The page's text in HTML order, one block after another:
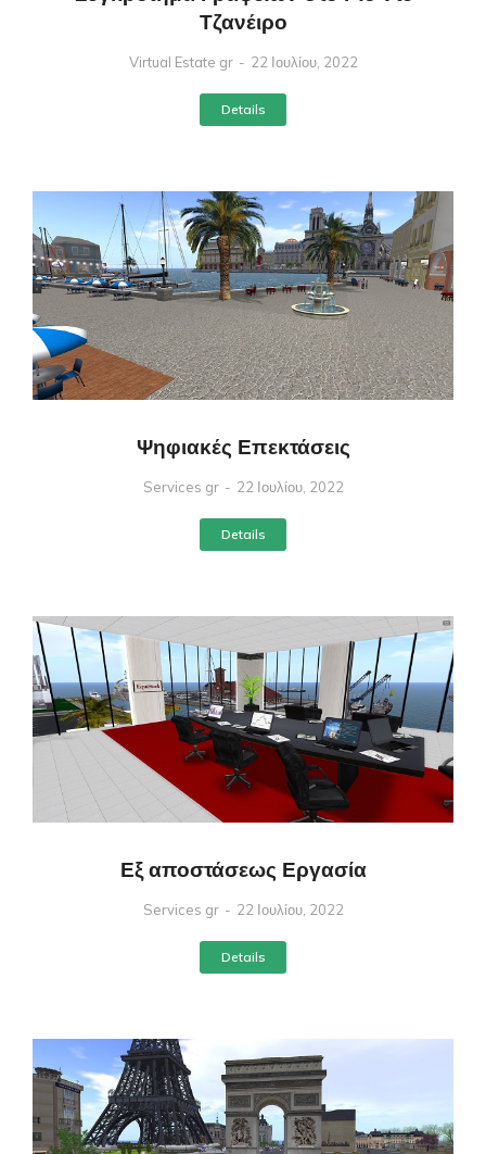
Τζανέιρο
Virtual Estate gr 22 Ιουλίου, 2022
Details
Ψηφιακές Επεκτάσεις
Services gr 22 Ιουλίου, 2022
Details
Εξ αποστάσεως Εργασία
Services gr 22 Ιουλίου, 2022
Details